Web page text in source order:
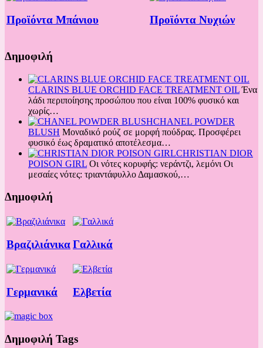
Προϊόντα Μπάνιου Προϊόντα Νυχιών
Δημοφιλή
CLARINS BLUE ORCHID FACE TREATMENT OILΈνα
λάδι περιποίησης προσώπου που είναι 100% φυσικό και
χωρίς…
CHANEL POWDER
BLUSH Μοναδικό ρούζ σε μορφή πούδρας. Προσφέρει
φυσικό έως δραματικό αποτέλεσμα…
CHRISTIAN DIOR
POISON GIRL Οι νότες κορυφής: νεράντζι, λεμόνι Oι
μεσαίες νότες: τριαντάφυλλο Δαμασκού,…
Δημοφιλή
ΒραζιλιάνικαΓαλλικά
Γερμανικά Ελβετία
Δημοφιλή Tags